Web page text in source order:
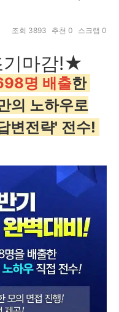
조회 3893 추천 0 스크랩 0
마감!★
명 배출한
의 노하우로
변전략' 전수!